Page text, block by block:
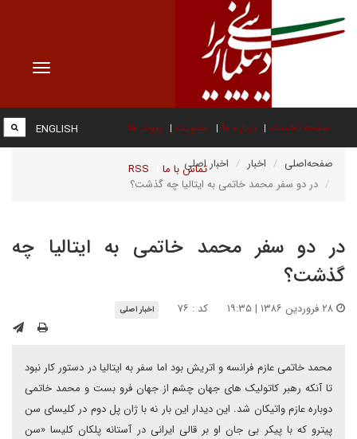
Toggle
صفحه نخست درباره ما عضویت پیوند ها
تماس با ما RSS
ENGLISH
صفحه‌اصلی اخبار
اخبار اصلی
در دو سفر محمد خاتمی به ایتالیا چه گذشت؟
در دو سفر محمد خاتمی به ایتالیا چه
گذشت؟
کد : ۷۶ اخبار اصلی
محمد خاتمى عازم فرانسه و اتريش بود اما سفر به ايتاليا در دستور کار نبود
تا آنکه رهبر کاتوليک هاى جهان چشم از جهان فرو بست و محمد خاتمی
دوباره عازم واتیکان شد. اين ديدار اين بار نه با ژان پل دوم در کليساى سن
پيترو که با پيکر بى جان او بر قالى ايرانى در آستانه پلکان کليسا «سن